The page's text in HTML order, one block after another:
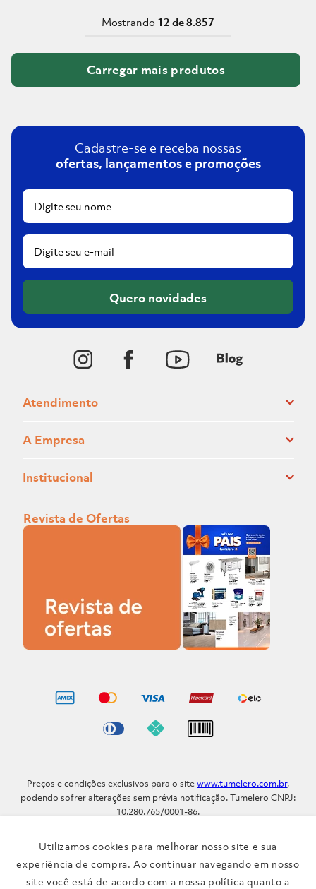
Utilizamos cookies para melhorar nosso site e sua
experiência de compra. Ao continuar navegando em nosso
site você está de acordo com a nossa política quanto a
Mostrando 12 de 8.857
Cadastre-se e receba nossas
ofertas, lançamentos e promoções
Quero novidades
Atendimento
A Empresa
Institucional
Revista de Ofertas
Preços e condições exclusivos para o sitewww.tumelero.com.br,
podendo sofrer alterações sem prévia notificação. Tumelero CNPJ:
10.280.765/0001-86.
91.110-001
Telefone: (51) 3371-9290